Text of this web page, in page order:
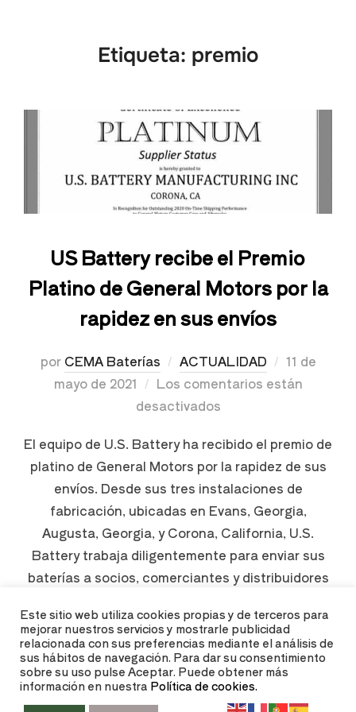
Etiqueta: premio
US Battery recibe el Premio
Platino de General Motors por la
rapidez en sus envíos
por CEMA Baterías ACTUALIDAD
11 de
mayo de 2021
Los comentarios están
desactivados
El equipo de U.S. Battery ha recibido el premio de
platino de General Motors por la rapidez de sus
envíos. Desde sus tres instalaciones de
fabricación, ubicadas en Evans, Georgia,
Augusta, Georgia, y Corona, California, U.S.
Battery trabaja diligentemente para enviar sus
baterías a socios, comerciantes y distribuidores
LEER MÁS
Este sitio web utiliza cookies propias y de terceros para
mejorar nuestros servicios y mostrarle publicidad
relacionada con sus preferencias mediante el análisis de
sus hábitos de navegación. Para dar su consentimiento
sobre su uso pulse Aceptar. Puede obtener más
información en nuestra Política de cookies.